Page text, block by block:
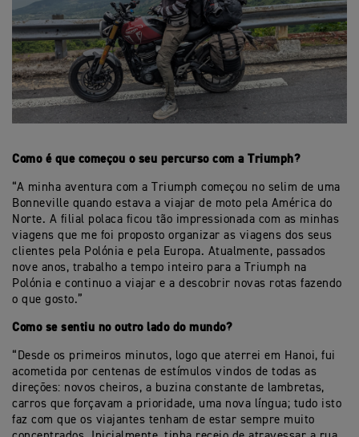
Como é que começou o seu percurso com a Triumph?
“A minha aventura com a Triumph começou no selim de uma
Bonneville quando estava a viajar de moto pela América do
Norte. A filial polaca ficou tão impressionada com as minhas
viagens que me foi proposto organizar as viagens dos seus
clientes pela Polónia e pela Europa. Atualmente, passados
nove anos, trabalho a tempo inteiro para a Triumph na
Polónia e continuo a viajar e a descobrir novas rotas fazendo
o que gosto.”
Como se sentiu no outro lado do mundo?
“Desde os primeiros minutos, logo que aterrei em Hanoi, fui
acometida por centenas de estímulos vindos de todas as
direções: novos cheiros, a buzina constante de lambretas,
carros que forçavam a prioridade, uma nova língua; tudo isto
faz com que os viajantes tenham de estar sempre muito